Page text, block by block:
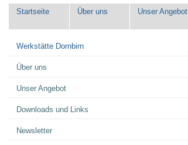
Startseite Über uns Unser Angebot
Werkstätte Dornbirn
Über uns
Unser Angebot
Downloads und Links
Newsletter